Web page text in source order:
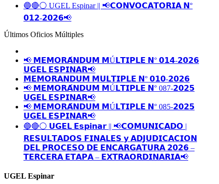
🔵🔴⚪️ UGEL Espinar || 📢𝗖𝗢𝗡𝗩𝗢𝗖𝗔𝗧𝗢𝗥𝗜𝗔 𝗡°
𝟬𝟭𝟮-𝟮𝟬𝟮𝟲📢
Últimos Oficios Múltiples
📢 𝗠𝗘𝗠𝗢𝗥𝗔́𝗡𝗗𝗨𝗠 𝗠Ú𝗟𝗧𝗜𝗣𝗟𝗘 𝗡° 𝟬𝟭𝟰-𝟮𝟬𝟮𝟲
𝗨𝗚𝗘𝗟 𝗘𝗦𝗣𝗜𝗡𝗔𝗥📢
𝗠𝗘𝗠𝗢𝗥𝗔𝗡𝗗𝗨𝗠 𝗠𝗨𝗟𝗧𝗜𝗣𝗟𝗘 𝗡° 𝟬𝟭𝟬-𝟮𝟬𝟮𝟲
📢 𝗠𝗘𝗠𝗢𝗥𝗔́𝗡𝗗𝗨𝗠 𝗠Ú𝗟𝗧𝗜𝗣𝗟𝗘 𝗡° 087-𝟮𝟬𝟮𝟱
𝗨𝗚𝗘𝗟 𝗘𝗦𝗣𝗜𝗡𝗔𝗥📢
📢 𝗠𝗘𝗠𝗢𝗥𝗔́𝗡𝗗𝗨𝗠 𝗠Ú𝗟𝗧𝗜𝗣𝗟𝗘 𝗡° 085-𝟮𝟬𝟮𝟱
𝗨𝗚𝗘𝗟 𝗘𝗦𝗣𝗜𝗡𝗔𝗥📢
🔵🔴⚪️ 𝗨𝗚𝗘𝗟 𝗘𝘀𝗽𝗶𝗻𝗮𝗿 || 📢𝗖𝗢𝗠𝗨𝗡𝗜𝗖𝗔𝗗𝗢 |
𝗥𝗘𝗦𝗨𝗟𝗧𝗔𝗗𝗢𝗦 𝗙𝗜𝗡𝗔𝗟𝗘𝗦 𝘆 𝗔𝗗𝗝𝗨𝗗𝗜𝗖𝗔𝗖𝗜𝗢𝗡
𝗗𝗘𝗟 𝗣𝗥𝗢𝗖𝗘𝗦𝗢 𝗗𝗘 𝗘𝗡𝗖𝗔𝗥𝗚𝗔𝗧𝗨𝗥𝗔 𝟮𝟬𝟮𝟲 –
𝗧𝗘𝗥𝗖𝗘𝗥𝗔 𝗘𝗧𝗔𝗣𝗔 – 𝗘𝗫𝗧𝗥𝗔𝗢𝗥𝗗𝗜𝗡𝗔𝗥𝗜𝗔📢
UGEL Espinar